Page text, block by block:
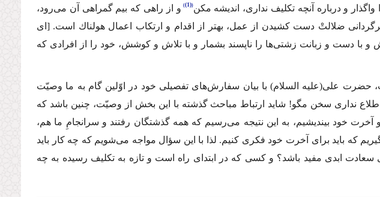
و درباره آنچه تكلیف ندارى، اندیشه مكن (1)
و از راهى كه بیم گمراهى آن مى‌رود،
ضلالتْ دست كشیدن از عمل، بهتر از اقدام و ارتكاب اعمال هولناك است. [ اى
و با دست و زبانت زشتى‌ها را ناپسند بشمار و با تلاش و كوشش، خود را از افرادى كه
حضرت على(علیه السلام)با بیان سفارش‌هاى تفصیلى خود در اوّلین گام به ما وصیّت
ندارى سخن مگو! شاید ارتباط مباحث گذشته با این بخش از وصیّت، چنین باشد كه
آخرت خود بیندیشیم، به این نتیجه مى‌رسیم كه همه گذشتگان رفتند و سرانجامِ ما هم،
كه باید براى آخرت خود فكرى كنیم. لذا با این سؤال مواجه مى‌شویم كه چه كار باید
سعادت ابدى مفید باشد؟ و كسى كه در ابتداى راه است و تازه به تكلیف رسیده به چه